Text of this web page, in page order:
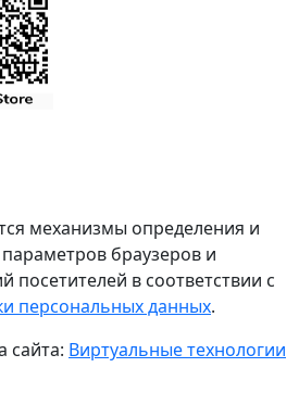
механизмы определения и
браузеров и
посетителей в соответствии с
персональных данных.
сайта: Виртуальные технологии